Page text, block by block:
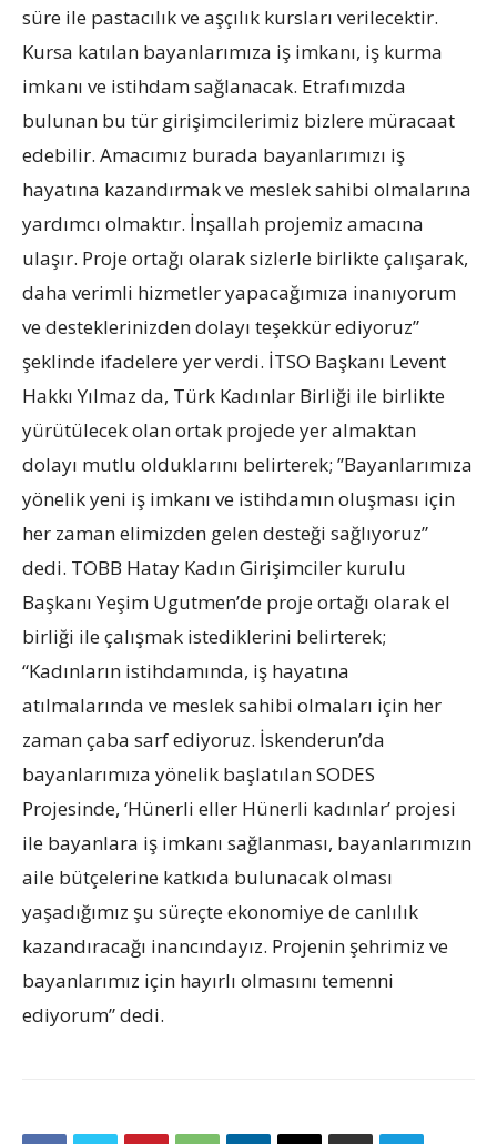
süre ile pastacılık ve aşçılık kursları verilecektir.
Kursa katılan bayanlarımıza iş imkanı, iş kurma
imkanı ve istihdam sağlanacak. Etrafımızda
bulunan bu tür girişimcilerimiz bizlere müracaat
edebilir. Amacımız burada bayanlarımızı iş
hayatına kazandırmak ve meslek sahibi olmalarına
yardımcı olmaktır. İnşallah projemiz amacına
ulaşır. Proje ortağı olarak sizlerle birlikte çalışarak,
daha verimli hizmetler yapacağımıza inanıyorum
ve desteklerinizden dolayı teşekkür ediyoruz”
şeklinde ifadelere yer verdi. İTSO Başkanı Levent
Hakkı Yılmaz da, Türk Kadınlar Birliği ile birlikte
yürütülecek olan ortak projede yer almaktan
dolayı mutlu olduklarını belirterek; ”Bayanlarımıza
yönelik yeni iş imkanı ve istihdamın oluşması için
her zaman elimizden gelen desteği sağlıyoruz”
dedi. TOBB Hatay Kadın Girişimciler kurulu
Başkanı Yeşim Ugutmen’de proje ortağı olarak el
birliği ile çalışmak istediklerini belirterek;
“Kadınların istihdamında, iş hayatına
atılmalarında ve meslek sahibi olmaları için her
zaman çaba sarf ediyoruz. İskenderun’da
bayanlarımıza yönelik başlatılan SODES
Projesinde, ‘Hünerli eller Hünerli kadınlar’ projesi
ile bayanlara iş imkanı sağlanması, bayanlarımızın
aile bütçelerine katkıda bulunacak olması
yaşadığımız şu süreçte ekonomiye de canlılık
kazandıracağı inancındayız. Projenin şehrimiz ve
bayanlarımız için hayırlı olmasını temenni
ediyorum” dedi.